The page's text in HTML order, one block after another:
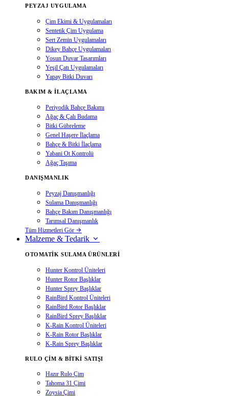
PEYZAJ UYGULAMA
Çim Ekimi & Uygulamaları
Sentetik Çim Uygulama
Sert Zemin Uygulamaları
Dikey Bahçe Uygulamaları
Yosun Duvar Tasarımları
Yeşil Çatı Uygulamaları
Yapay Bitki Duvarı
BAKIM & İLAÇLAMA
Periyodik Bahçe Bakımı
Ağaç & Çalı Budama
Bitki Gübreleme
Genel Haşere İlaçlama
Bahçe & Bitki İlaçlama
Yabani Ot Kontrolü
Ağaç Taşıma
DANIŞMANLIK
Peyzaj Danışmanlığı
Sulama Danışmanlığı
Bahçe Bakım Danışmanlığı
Tarımsal Danışmanlık
Tüm Hizmetleri Gör
Malzeme & Tedarik
OTOMATIK SULAMA ÜRÜNLERI
Hunter Kontrol Üniteleri
Hunter Rotor Başlıklar
Hunter Sprey Başlıklar
RainBird Kontrol Üniteleri
RainBird Rotor Başlıklar
RainBird Sprey Başlıklar
K-Rain Kontrol Üniteleri
K-Rain Rotor Başlıklar
K-Rain Sprey Başlıklar
RULO ÇIM & BITKI SATIŞI
Hazır Rulo Çim
Tahoma 31 Çimi
Zoysia Çimi